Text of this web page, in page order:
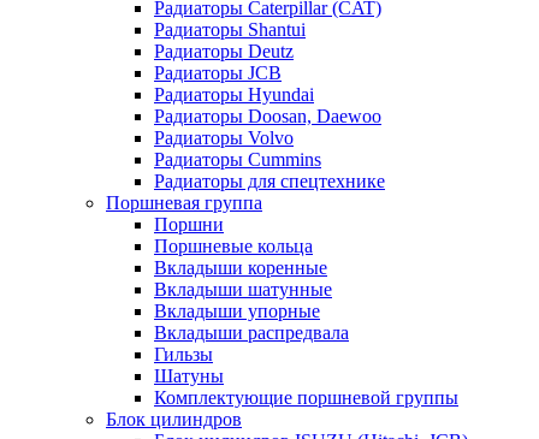
Радиаторы Caterpillar (CAT)
Радиаторы Shantui
Радиаторы Deutz
Радиаторы JCB
Радиаторы Hyundai
Радиаторы Doosan, Daewoo
Радиаторы Volvo
Радиаторы Cummins
Радиаторы для спецтехнике
Поршневая группа
Поршни
Поршневые кольца
Вкладыши коренные
Вкладыши шатунные
Вкладыши упорные
Вкладыши распредвала
Гильзы
Шатуны
Комплектующие поршневой группы
Блок цилиндров